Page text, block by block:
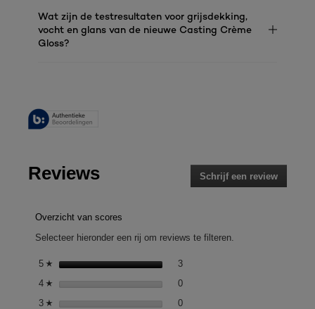
Wat zijn de testresultaten voor grijsdekking,
vocht en glans van de nieuwe Casting Crème
Gloss?
Reviews Schrijf een review
Met
Overzicht van scores
Selecteer hieronder een rij om reviews te filteren.
5 ☆ sterren 3
4 ☆ sterren 0
3 ☆ sterren 0